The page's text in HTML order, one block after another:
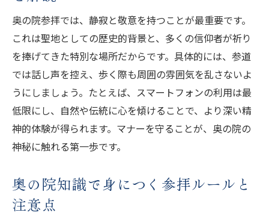
奥の院参拝では、静寂と敬意を持つことが最重要です。
これは聖地としての歴史的背景と、多くの信仰者が祈り
を捧げてきた特別な場所だからです。具体的には、参道
では話し声を控え、歩く際も周囲の雰囲気を乱さないよ
うにしましょう。たとえば、スマートフォンの利用は最
低限にし、自然や伝統に心を傾けることで、より深い精
神的体験が得られます。マナーを守ることが、奥の院の
神秘に触れる第一歩です。
奥の院知識で身につく参拝ルールと
注意点